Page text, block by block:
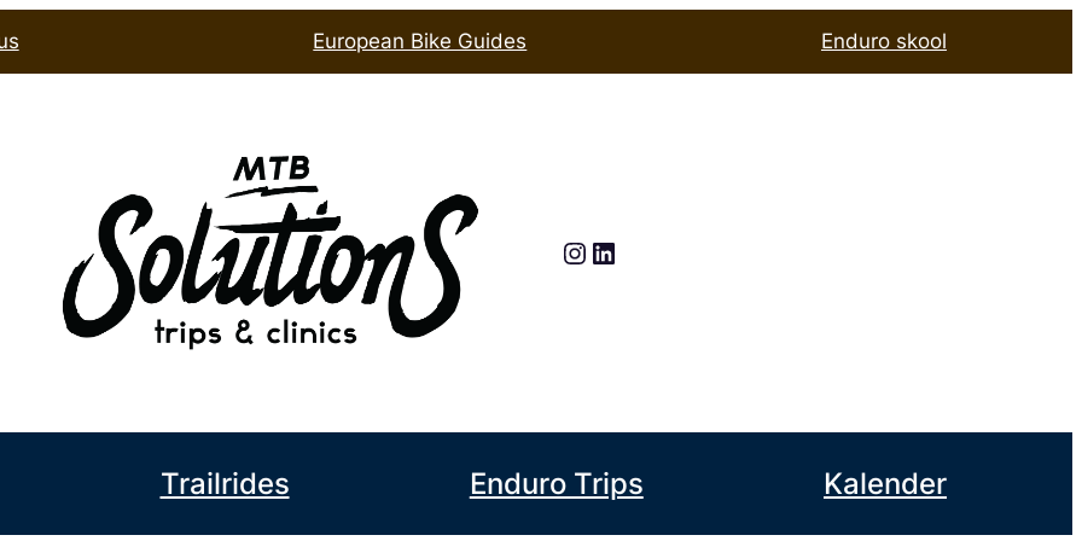
European Bike Guides Enduro skool
Instagram
LinkedIn
Trailrides Enduro Trips Kalender